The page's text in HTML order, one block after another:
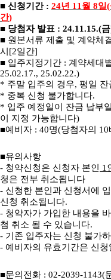
■ 신청기간 : 24년 11 월 8일(
간)
■ 당첨자 발표 : 24.11.15.(금
■ 원본서류 제출 및 계약체
시 [2일간]
■ 입주지정기간 : 계약세대
25.02.17., 25.02.22.)
* 주말 입주의 경우, 평일
* 중복 신청 불가합니다.
* 입주 예정일이 잔금 납부
이 지정 가능합니다)
■예비자 : 40명(당첨자의 10
■유의사항
- 청약신청은 신청자 본인 1
청은 전부 취소됩니다
- 신청한 본인과 신청서에
신청 취소됩니다.
- 청약자가 가입한 내용을
첨 취소 될 수 있습니다.
- 기존 입주자는 신청 불가하
- 예비자의 유효기간은 신청
■문의전화 : 02-2039-1143(